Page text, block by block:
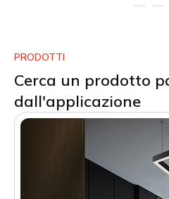
PRODOTTI
Cerca un prodotto
dall'applicazione